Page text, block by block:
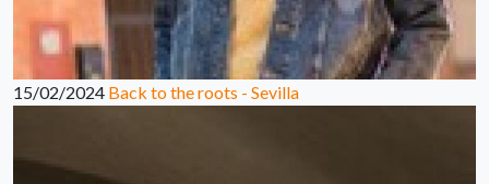
15/02/2024 Back to the roots - Sevilla